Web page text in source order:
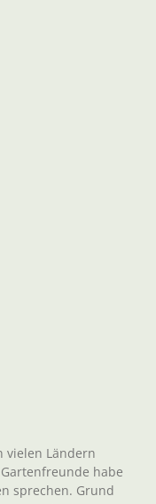
vielen Ländern
habe
sprechen. Grund